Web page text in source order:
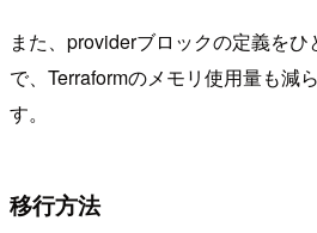
また、providerブロックの定義をひ
で、Terraformのメモリ使用量も減
す。
移行方法